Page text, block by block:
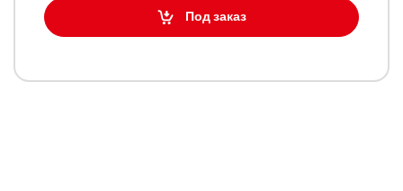
Под заказ